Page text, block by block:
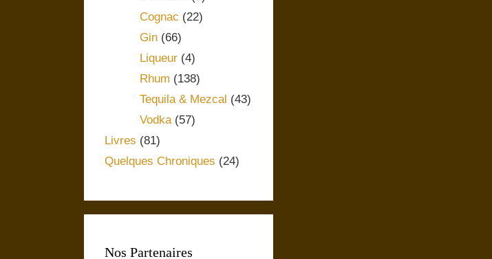
Cognac (22)
Gin (66)
Liqueur (4)
Rhum (138)
Tequila & Mezcal (43)
Vodka (57)
Livres (81)
Quelques Chroniques (24)
Nos Partenaires